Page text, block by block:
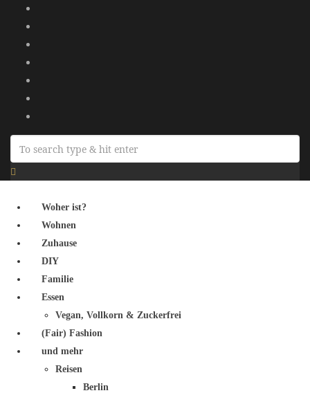
Woher ist?
Wohnen
Zuhause
DIY
Familie
Essen
Vegan, Vollkorn & Zuckerfrei
(Fair) Fashion
und mehr
Reisen
Berlin